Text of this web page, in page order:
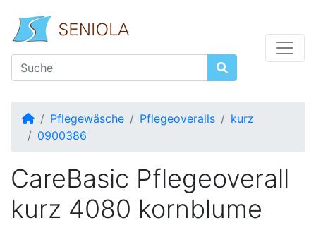
Startseite
Pflegewäsche Pflegeoveralls
kurz
0900386
CareBasic Pflegeoverall
kurz 4080 kornblume